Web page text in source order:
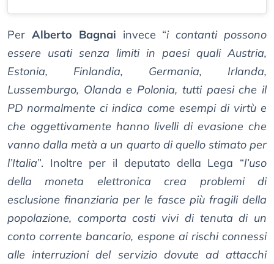
Per Alberto Bagnai invece “i contanti possono
essere usati senza limiti in paesi quali Austria,
Estonia, Finlandia, Germania, Irlanda,
Lussemburgo, Olanda e Polonia, tutti paesi che il
PD normalmente ci indica come esempi di virtù e
che oggettivamente hanno livelli di evasione che
vanno dalla metà a un quarto di quello stimato per
l’Italia”. Inoltre per il deputato della Lega “l’uso
della moneta elettronica crea problemi di
esclusione finanziaria per le fasce più fragili della
popolazione, comporta costi vivi di tenuta di un
conto corrente bancario, espone ai rischi connessi
alle interruzioni del servizio dovute ad attacchi